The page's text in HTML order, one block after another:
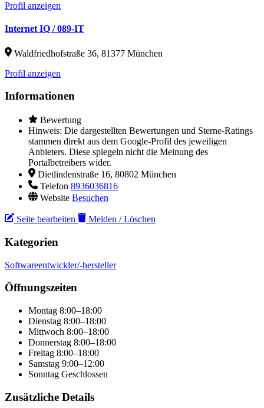
Profil anzeigen
Internet IQ / 089-IT
Waldfriedhofstraße 36, 81377 München
Profil anzeigen
Informationen
Bewertung
Hinweis: Die dargestellten Bewertungen und Sterne-Ratings
stammen direkt aus dem Google-Profil des jeweiligen
Anbieters. Diese spiegeln nicht die Meinung des
Portalbetreibers wider.
Dietlindenstraße 16, 80802 München
Telefon 8936036816
Website Besuchen
Seite bearbeiten Melden / Löschen
Kategorien
Softwareentwickler/-hersteller
Öffnungszeiten
Montag 8:00–18:00
Dienstag 8:00–18:00
Mittwoch 8:00–18:00
Donnerstag 8:00–18:00
Freitag 8:00–18:00
Samstag 9:00–12:00
Sonntag Geschlossen
Zusätzliche Details